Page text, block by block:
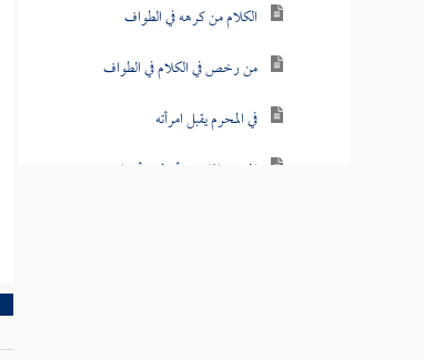
الكلام من كرهه في الطواف
من رخص في الكلام في الطواف
في المحرم يقبل امرأته
المحرم إذا غمز أو لمس أو باشر